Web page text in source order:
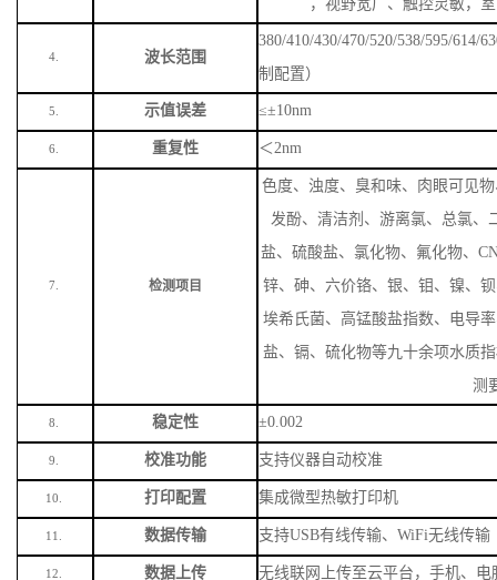
，视野宽广、触控灵敏，
4. 波长范围
380/410/430/470/520/538/595/614/
制配置）
5. 示值误差 ≤±10nm
6. 重复性 ＜2nm
7. 检测项目
色度、浊度、臭和味、肉眼可见物
发酚、清洁剂、游离氯、总氯、
盐、硫酸盐、氯化物、氟化物、
锌、砷、六价铬、银、钼、镍、
埃希氏菌、高锰酸盐指数、电导
盐、镉、硫化物等九十余项水质
测
8. 稳定性 ±0.002
9. 校准功能 支持仪器自动校准
10. 打印配置 集成微型热敏打印机
11. 数据传输 支持USB有线传输、WiFi无线传输
12. 数据上传 无线联网上传至云平台，手机、